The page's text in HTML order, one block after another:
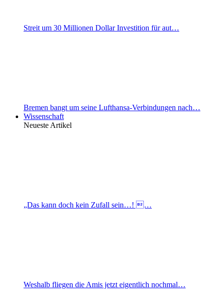
Streit um 30 Millionen Dollar Investition für aut…
Bremen bangt um seine Lufthansa-Verbindungen nach…
Wissenschaft
Neueste Artikel
„Das kann doch kein Zufall sein…! …
Weshalb fliegen die Amis jetzt eigentlich nochmal…